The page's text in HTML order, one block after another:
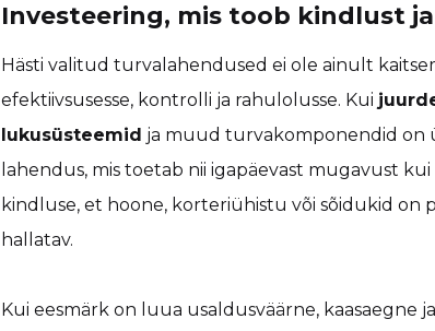
Investeering, mis toob kindlust
Hästi valitud turvalahendused ei ole ainult
efektiivsusesse, kontrolli ja rahulolusse. Kui
lukusüsteemid ja muud turvakomponendid on
lahendus, mis toetab nii igapäevast mugavust
kindluse, et hoone, korteriühistu või sõidukid on
hallatav.
Kui eesmärk on luua usaldusväärne, kaasaegne